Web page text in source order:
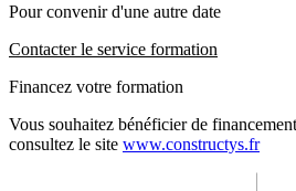
Pour convenir d'une autre date
Contacter le service formation
Financez votre formation
Vous souhaitez bénéficier de
consultez le site www.constructys.fr